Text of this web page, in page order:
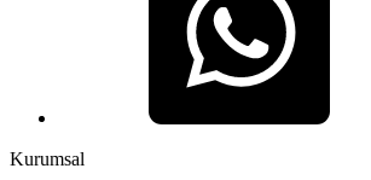
Kurumsal